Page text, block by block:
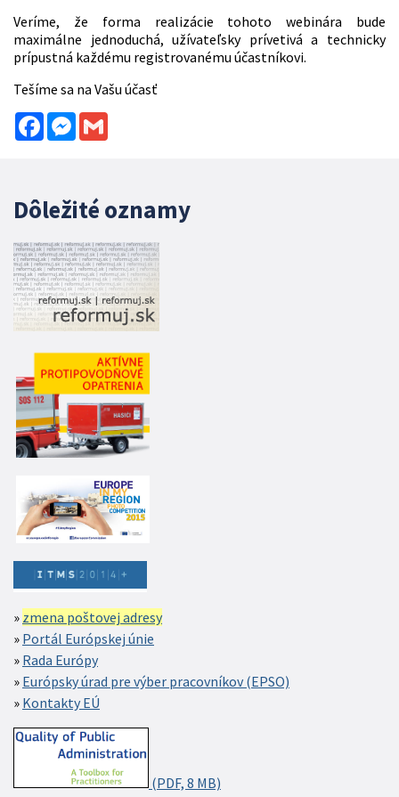
Veríme, že forma realizácie tohoto webinára bude
maximálne jednoduchá, užívateľsky prívetivá a technicky
prípustná každému registrovanému účastníkovi.
Tešíme sa na Vašu účasť
FacebookMessenger
Dôležité oznamy
zmena poštovej adresy
Portál Európskej únie
Rada Európy
Európsky úrad pre výber pracovníkov (EPSO)
Kontakty EÚ
(PDF, 8 MB)